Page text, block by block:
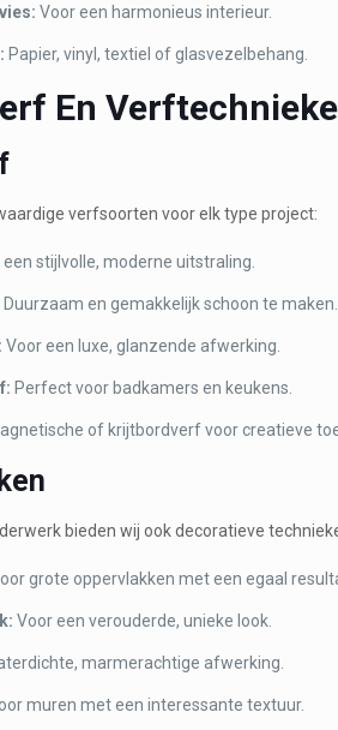
Voor een harmonieus interieur.
Papier, vinyl, textiel of glasvezelbehang.
En
verfsoorten voor elk type project:
een stijlvolle, moderne uitstraling.
Duurzaam en gemakkelijk schoon te maken.
Voor een luxe, glanzende afwerking.
Perfect voor badkamers en keukens.
of krijtbordverf voor creatieve
bieden wij ook decoratieve
grote oppervlakken met een egaal
Voor een verouderde, unieke look.
marmerachtige afwerking.
muren met een interessante textuur.